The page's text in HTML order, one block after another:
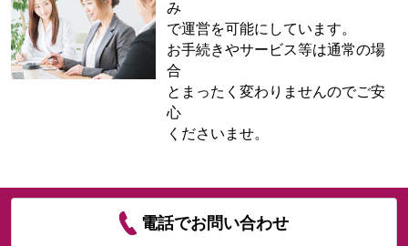
み
で運営を可能にしています。
お手続きやサービス等は通常の場
合
とまったく変わりませんのでご安
心
くださいませ。
電話でお問い合わせ